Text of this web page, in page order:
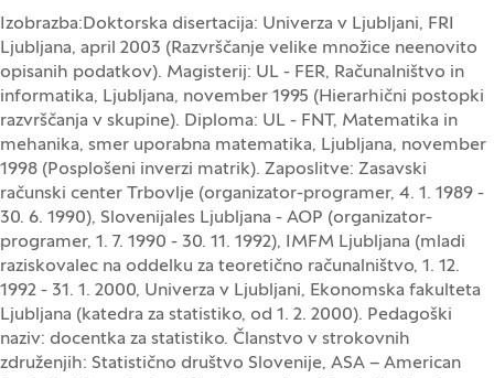
Izobrazba:Doktorska disertacija: Univerza v Ljubljani, FRI
Ljubljana, april 2003 (Razvrščanje velike množice neenovito
opisanih podatkov). Magisterij: UL - FER, Računalništvo in
informatika, Ljubljana, november 1995 (Hierarhični postopki
razvrščanja v skupine). Diploma: UL - FNT, Matematika in
mehanika, smer uporabna matematika, Ljubljana, november
1998 (Posplošeni inverzi matrik). Zaposlitve: Zasavski
računski center Trbovlje (organizator-programer, 4. 1. 1989 -
30. 6. 1990), Slovenijales Ljubljana - AOP (organizator-
programer, 1. 7. 1990 - 30. 11. 1992), IMFM Ljubljana (mladi
raziskovalec na oddelku za teoretično računalništvo, 1. 12.
1992 - 31. 1. 2000, Univerza v Ljubljani, Ekonomska fakulteta
Ljubljana (katedra za statistiko, od 1. 2. 2000). Pedagoški
naziv: docentka za statistiko. Članstvo v strokovnih
združenjih: Statistično društvo Slovenije, ASA – American